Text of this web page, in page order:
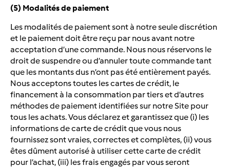
(5) Modalités de paiement
Les modalités de paiement sont à notre seule discrétion
et le paiement doit être reçu par nous avant notre
acceptation d’une commande. Nous nous réservons le
droit de suspendre ou d’annuler toute commande tant
que les montants dus n’ont pas été entièrement payés.
Nous acceptons toutes les cartes de crédit, le
financement à la consommation par tiers et d’autres
méthodes de paiement identifiées sur notre Site pour
tous les achats. Vous déclarez et garantissez que (i) les
informations de carte de crédit que vous nous
fournissez sont vraies, correctes et complètes, (ii) vous
êtes dûment autorisé à utiliser cette carte de crédit
pour l’achat, (iii) les frais engagés par vous seront